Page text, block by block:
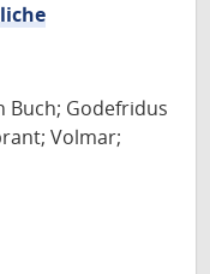
Buch; Godefridus
Volmar;